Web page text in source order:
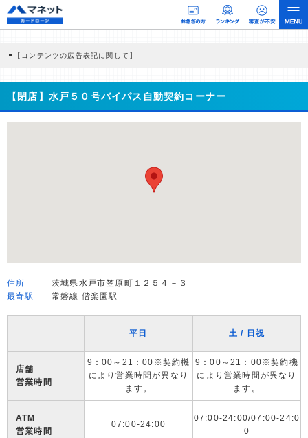
【コンテンツの広告表記に関して】
商品を根拠なくPRするものではなく、当編集部の調査／ユーザーへの口コミ収集な
どに基づき、公平性を担保した情報提供を行っています。
>提携企業一覧
【閉店】水戸５０号バイパス自動契約コーナー
住所
茨城県水戸市笠原町１２５４－３
最寄駅
常磐線 偕楽園駅
平日 土 / 日祝
店舗
営業時間
9：00～21：00※契約機
により営業時間が異なり
ます。
9：00～21：00※契約機
により営業時間が異なり
ます。
ATM
営業時間
07:00-24:00
07:00-24:00/07:00-24:0
0